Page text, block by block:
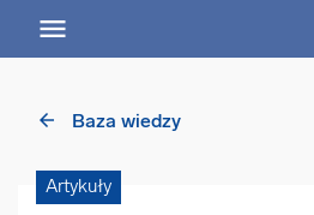
arrow_back Baza wiedzy
Artykuły